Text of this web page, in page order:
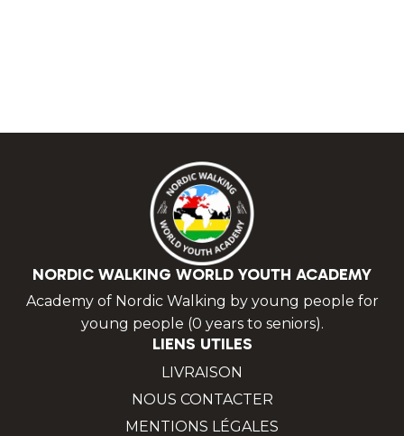
NORDIC WALKING WORLD YOUTH ACADEMY
Academy of Nordic Walking by young people for
young people (0 years to seniors).
LIENS UTILES
LIVRAISON
NOUS CONTACTER
MENTIONS LÉGALES